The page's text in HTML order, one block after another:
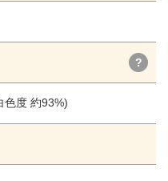
?
色度 約93%)